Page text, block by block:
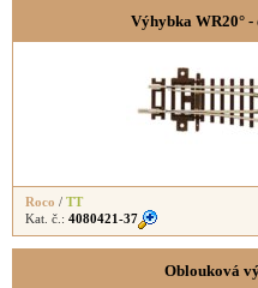
Výhybka WR20°
Roco / TT
Kat. č.: 4080421-37
Oblouková